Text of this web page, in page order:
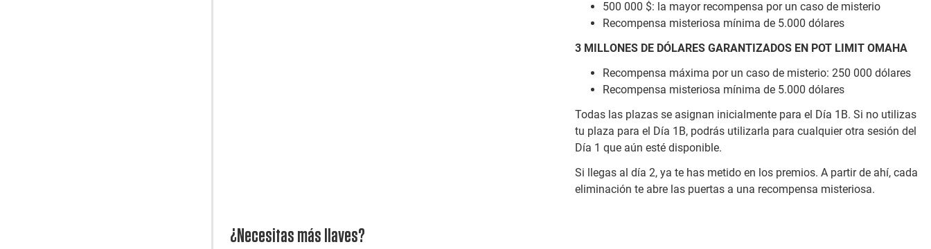
500 000 $: la mayor recompensa por un caso de misterio
Recompensa misteriosa mínima de 5.000 dólares
3 MILLONES DE DÓLARES GARANTIZADOS EN POT LIMIT OMAHA
Recompensa máxima por un caso de misterio: 250 000 dólares
Recompensa misteriosa mínima de 5.000 dólares
Todas las plazas se asignan inicialmente para el Día 1B. Si no utilizas
tu plaza para el Día 1B, podrás utilizarla para cualquier otra sesión del
Día 1 que aún esté disponible.
Si llegas al día 2, ya te has metido en los premios. A partir de ahí, cada
eliminación te abre las puertas a una recompensa misteriosa.
¿Necesitas más llaves?